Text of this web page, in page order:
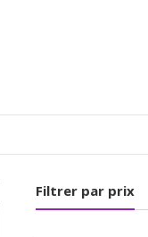
Filtrer par prix